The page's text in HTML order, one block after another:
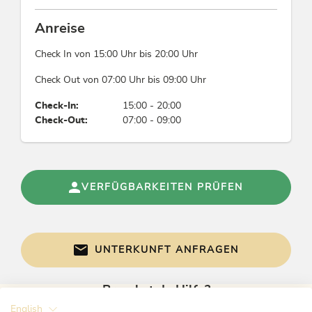
Nichtraucherhaus, Einfamilienhaus
Mensch & Kultur
Einsatz regionaler Firmen, Handwerker,
Abfallvermeidung & Mülltrennung
Geschirr und -besteck, Rührstäbchen und Deko-
Elementen
Einrichtungen Bauernhof
Katzen, Rinder, Geflügel
Anreise
Check In von 15:00 Uhr bis 20:00 Uhr
Check Out von 07:00 Uhr bis 09:00 Uhr
Check-In:
15:00 - 20:00
Check-Out:
07:00 - 09:00
VERFÜGBARKEITEN PRÜFEN
UNTERKUNFT ANFRAGEN
Brauchst du Hilfe?
English